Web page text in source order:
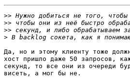
>>
>>
>>
>
Да, но и этому клиенту тоже
хост пришло даже 50 запросов,
секунд, то все они из очереди
висеть, а мог бы не.